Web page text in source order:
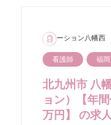
ステーション八幡西
看護師 福
北九州市 八
ョン）【年
万円】 の求人